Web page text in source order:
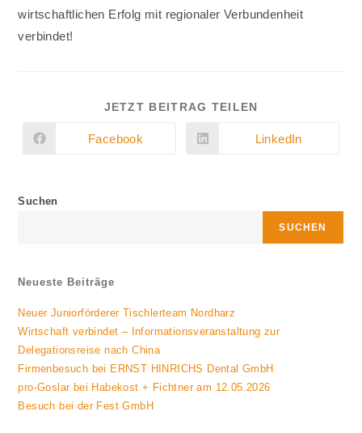
wirtschaftlichen Erfolg mit regionaler Verbundenheit
verbindet!
JETZT BEITRAG TEILEN
Öffnet
Facebook
Öffnet
LinkedIn
Suchen
SUCHEN
Neueste Beiträge
Neuer Juniorförderer Tischlerteam Nordharz
Wirtschaft verbindet – Informationsveranstaltung zur
Delegationsreise nach China
Firmenbesuch bei ERNST HINRICHS Dental GmbH
pro-Goslar bei Habekost + Fichtner am 12.05.2026
Besuch bei der Fest GmbH